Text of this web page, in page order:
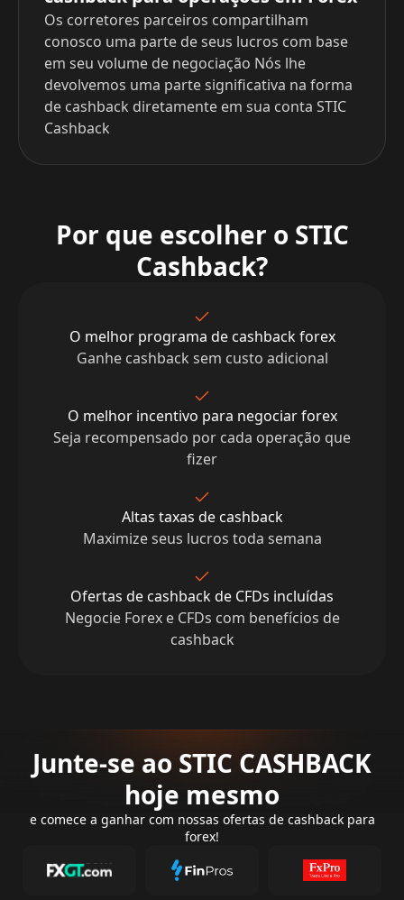
Os corretores parceiros compartilham
conosco uma parte de seus lucros com base
em seu volume de negociação Nós lhe
devolvemos uma parte significativa na forma
de cashback diretamente em sua conta STIC
Cashback
Por que escolher o STIC
Cashback?
O melhor programa de cashback forex
Ganhe cashback sem custo adicional
O melhor incentivo para negociar forex
Seja recompensado por cada operação que
fizer
Altas taxas de cashback
Maximize seus lucros toda semana
Ofertas de cashback de CFDs incluídas
Negocie Forex e CFDs com benefícios de
cashback
Junte-se ao STIC CASHBACK
hoje mesmo
e comece a ganhar com nossas ofertas de cashback para
forex!